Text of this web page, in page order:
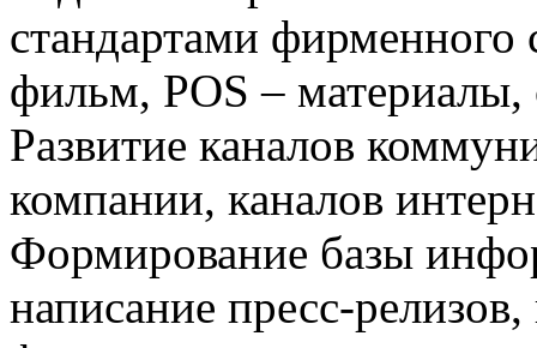
стандартами фирменного
фильм, РОS – материалы,
Развитие каналов
компании, каналов
Формирование базы
написание пресс-